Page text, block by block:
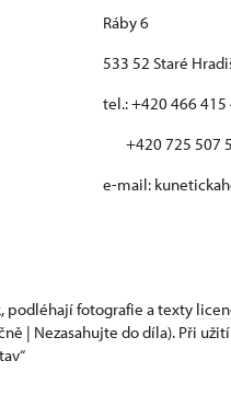
Ráby 6
533 52 Staré
tel.: +420 466 415
+420 725 507
e-mail:
podléhají fotografie a texty
| Nezasahujte do díla). Při